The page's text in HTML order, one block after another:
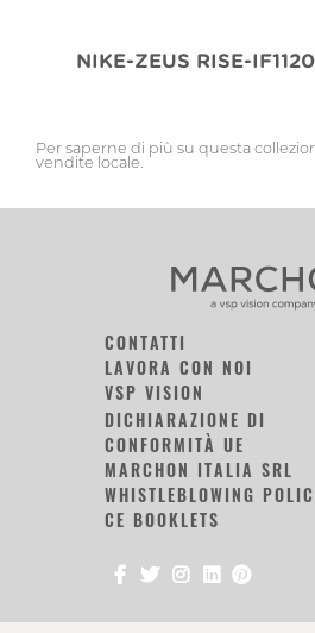
NIKE-ZEUS RISE-
Per saperne di più su questa
vendite locale.
CONTATTI
LAVORA CON NOI
VSP VISION
DICHIARAZIONE DI
CONFORMITÀ UE
MARCHON ITALIA SRL
WHISTLEBLOWING
CE BOOKLETS